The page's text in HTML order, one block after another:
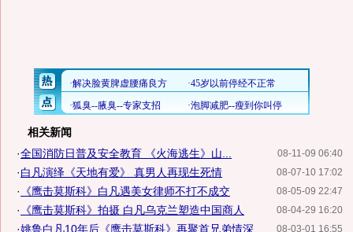
相关新闻
08-11-09 06:40
·全国消防日普及安全教育 《火海逃生》山...
08-07-10 17:02
·白凡演绎《天地有爱》 真男人再现生死情
08-05-09 22:47
· 《鹰击莫斯科》白凡遇美女律师不打不成交
08-04-29 16:20
· 《鹰击莫斯科》拍摄 白凡乌克兰塑造中国商人
08-03-01 16:55
·姚鲁白凡10年后《鹰击莫斯科》再聚首兄弟情深